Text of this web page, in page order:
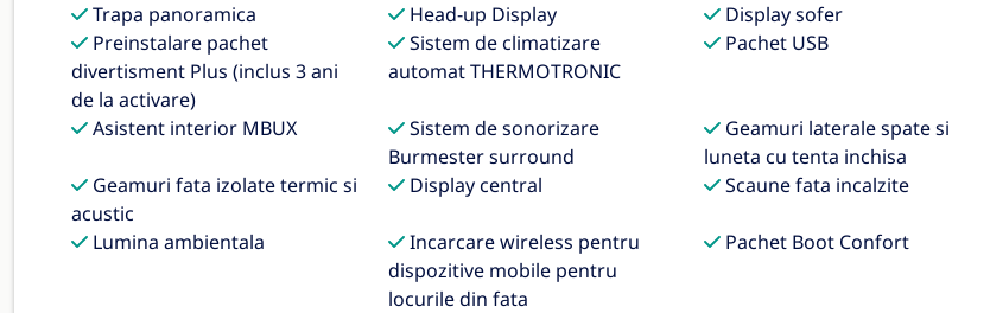
Trapa panoramica
Head-up Display
Display sofer
Preinstalare pachet
divertisment Plus (inclus 3 ani
de la activare)
Sistem de climatizare
automat THERMOTRONIC
Pachet USB
Asistent interior MBUX
Sistem de sonorizare
Burmester surround
Geamuri laterale spate si
luneta cu tenta inchisa
Geamuri fata izolate termic si
acustic
Display central Scaune fata incalzite
Lumina ambientala
Incarcare wireless pentru
dispozitive mobile pentru
locurile din fata
Pachet Boot Confort